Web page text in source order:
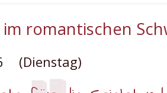
romantischen
(Dienstag)